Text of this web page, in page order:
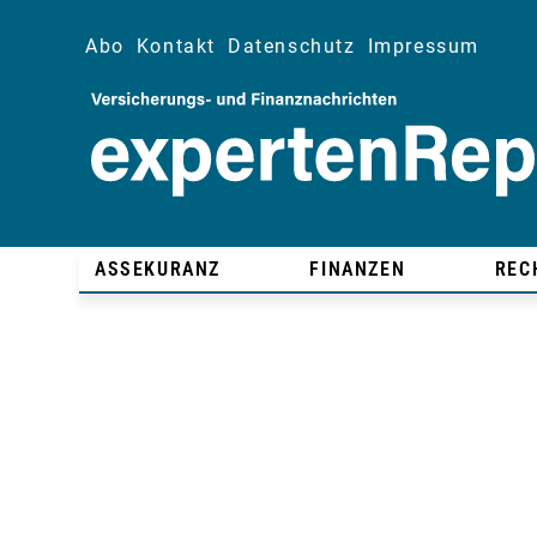
Abo Kontakt Datenschutz Impressum
ASSEKURANZ FINANZEN